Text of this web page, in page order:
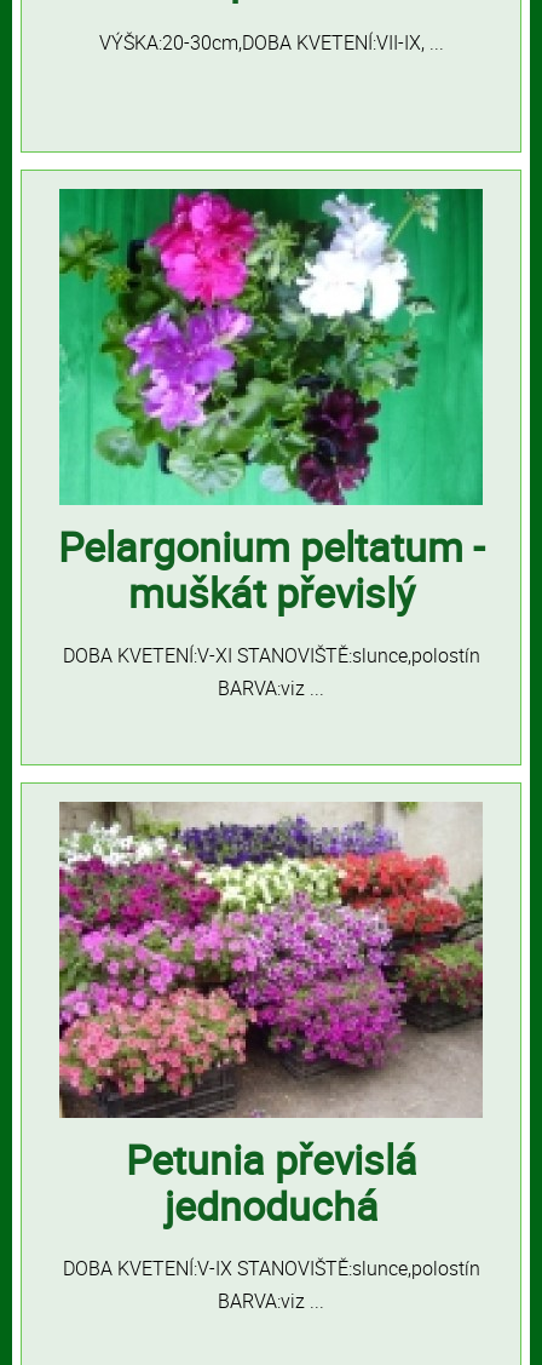
VÝŠKA:20-30cm,DOBA KVETENÍ:VII-IX, ...
Pelargonium peltatum -
muškát převislý
DOBA KVETENÍ:V-XI STANOVIŠTĚ:slunce,polostín
BARVA:viz ...
Petunia převislá
jednoduchá
DOBA KVETENÍ:V-IX STANOVIŠTĚ:slunce,polostín
BARVA:viz ...